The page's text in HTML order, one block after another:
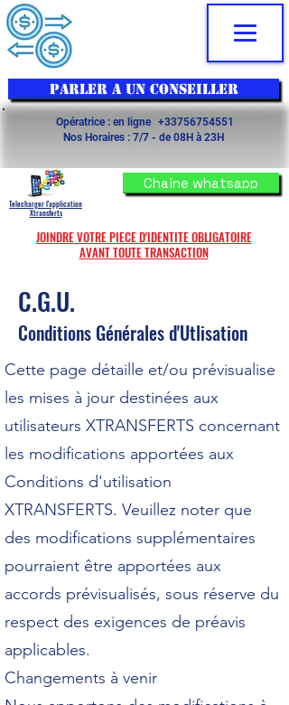
Opératrice : en ligne
+33756754551
Nos Horaires :7/7 - de 08H à 23H
PARLER A UN CONSEILLER
Telecharger l'application
Xtransferts
Chaine whatsapp
JOINDRE VOTRE PIECE D'IDENTITE OBLIGATOIRE
AVANT TOUTE TRANSACTION
C.G.U.
Conditions Générales d'Utlisation
Cette page détaille et/ou prévisualise
les mises à jour destinées aux
utilisateurs XTRANSFERTS concernant
les modifications apportées aux
Conditions d'utilisation
XTRANSFERTS. Veuillez noter que
des modifications supplémentaires
pourraient être apportées aux
accords prévisualisés, sous réserve du
respect des exigences de préavis
applicables.
Changements à venir